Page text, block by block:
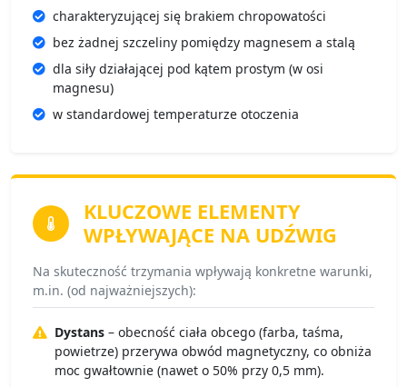
charakteryzującej się brakiem chropowatości
bez żadnej szczeliny pomiędzy magnesem a stalą
dla siły działającej pod kątem prostym (w osi
magnesu)
w standardowej temperaturze otoczenia
KLUCZOWE ELEMENTY
WPŁYWAJĄCE NA UDŹWIG
Na skuteczność trzymania wpływają konkretne warunki,
m.in. (od najważniejszych):
Dystans – obecność ciała obcego (farba, taśma,
powietrze) przerywa obwód magnetyczny, co obniża
moc gwałtownie (nawet o 50% przy 0,5 mm).